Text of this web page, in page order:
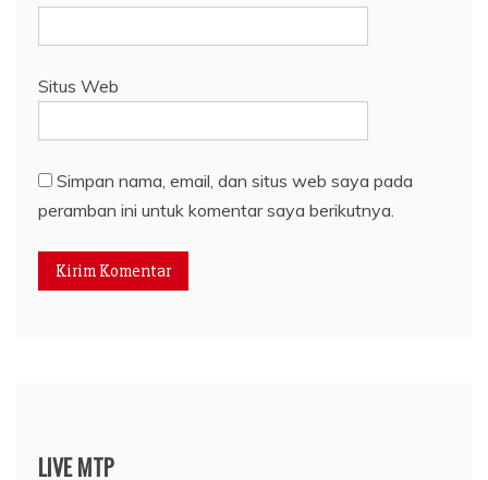
Situs Web
Simpan nama, email, dan situs web saya pada
peramban ini untuk komentar saya berikutnya.
LIVE MTP